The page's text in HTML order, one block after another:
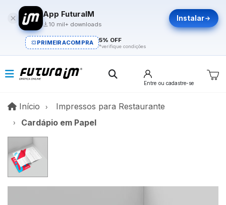
App FuturaIM
10 mil+ downloads
Instalar
PRIMEIRACOMPRA 5% OFF
*verifique condições
Entre ou cadastre-se
Início InícioImpressos para Restaurante
Cardápio em Papel